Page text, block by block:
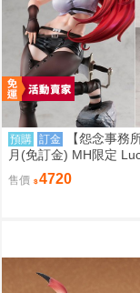
預購 訂金
【怨念事務
月(免訂金) MH限定
轉生 艾莉絲 全高約27
售價 4720